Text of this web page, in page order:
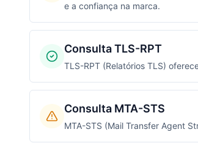
e a confiança na marca.
Consulta TLS-RPT
TLS-RPT (Relatórios TLS)
Consulta MTA-STS
MTA-STS (Mail Transfer Agent